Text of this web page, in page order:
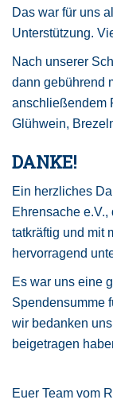
Das war für uns
Unterstützung.
Nach unserer
dann gebührend
anschließendem
Glühwein,
DANKE!
Ein herzliches
Ehrensache
tatkräftig und mit
hervorragend
Es war uns eine
Spendensumme
wir bedanken
beigetragen
Euer Team vom